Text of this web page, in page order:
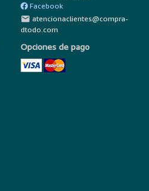
Facebook
mail atencionaclientes@compra-
dtodo.com
Opciones de pago